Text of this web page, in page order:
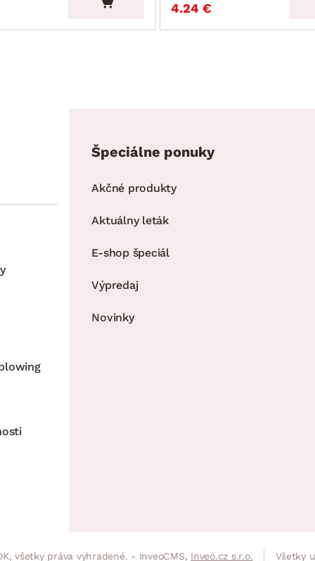
4.24 €
Špeciálne ponuky
Akčné produkty
Aktuálny leták
E-shop špeciál
Výpredaj
Novinky
všetky práva vyhradené. - InveoCMS, Inveo.cz s.r.o. Všetky